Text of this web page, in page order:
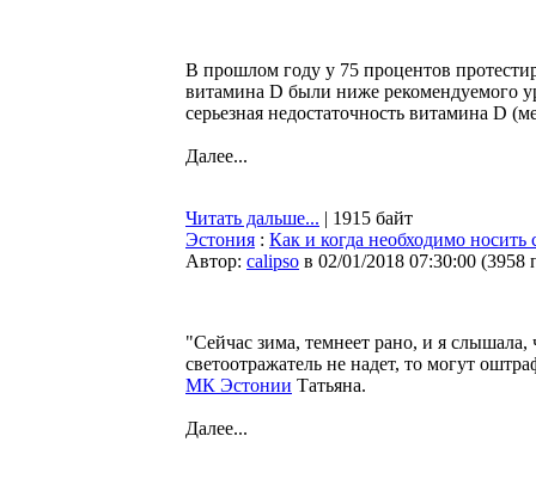
В прошлом году у 75 процентов
витамина D были ниже рекомендуемого
серьезная недостаточность витамина D
Далее...
Читать дальше... | 1915 байт
Эстония : Как и когда необходимо носить
Автор: calipso в 02/01/2018 07:30:00 (3958
"Сейчас зима, темнеет рано, и я слышала,
светоотражатель не надет, то могут
МК Эстонии Татьяна.
Далее...